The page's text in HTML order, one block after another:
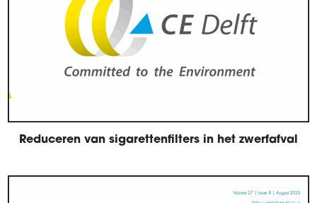
Reduceren van sigarettenfilters in het zwerfafval